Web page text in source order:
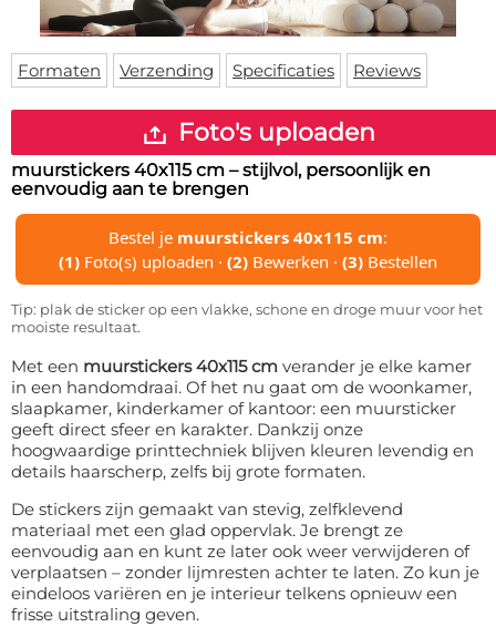
Deurmat
Vloermat
Skateboard deck
Over ons
Levertijden
Inloggen
WhatsApp
Formaten Verzending Specificaties Reviews
Foto's uploaden
muurstickers 40x115 cm – stijlvol, persoonlijk en
eenvoudig aan te brengen
Bestel je muurstickers 40x115 cm:
(1) Foto(s) uploaden · (2) Bewerken · (3) Bestellen
Tip: plak de sticker op een vlakke, schone en droge muur voor het
mooiste resultaat.
Met een muurstickers 40x115 cm verander je elke kamer
in een handomdraai. Of het nu gaat om de woonkamer,
slaapkamer, kinderkamer of kantoor: een muursticker
geeft direct sfeer en karakter. Dankzij onze
hoogwaardige printtechniek blijven kleuren levendig en
details haarscherp, zelfs bij grote formaten.
De stickers zijn gemaakt van stevig, zelfklevend
materiaal met een glad oppervlak. Je brengt ze
eenvoudig aan en kunt ze later ook weer verwijderen of
verplaatsen – zonder lijmresten achter te laten. Zo kun je
eindeloos variëren en je interieur telkens opnieuw een
frisse uitstraling geven.